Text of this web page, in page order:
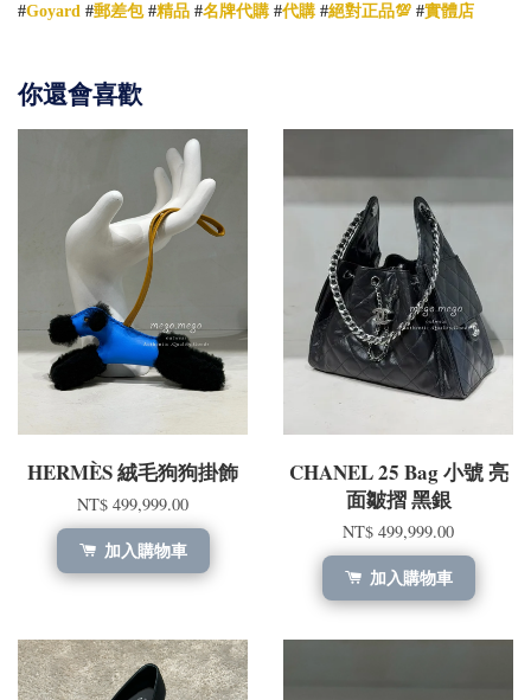
#Goyard #郵差包#精品 #名牌代購 #代購 #絕對正品💯 #實體店
你還會喜歡
HERMÈS 絨毛狗狗掛飾
NT$ 499,999.00
加入購物車
CHANEL 25 Bag 小號 亮
面皺摺 黑銀
NT$ 499,999.00
加入購物車